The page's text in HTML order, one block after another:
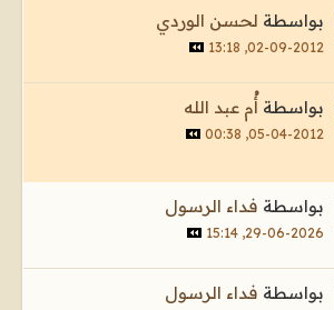
بواسطة لحسن الوردي
02-09-2012, 13:18
بواسطة أُم عبد الله
05-04-2012, 00:38
بواسطة فداء الرسول
29-06-2026, 15:14
بواسطة فداء الرسول